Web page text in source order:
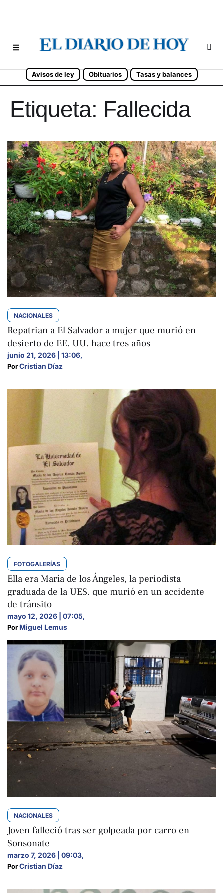
Avisos de ley Obituarios Tasas y balances
Etiqueta: Fallecida
NACIONALES
Repatrian a El Salvador a mujer que murió en
desierto de EE. UU. hace tres años
junio 21, 2026 | 13:06,
Por Cristian Díaz
FOTOGALERÍAS
Ella era María de los Ángeles, la periodista
graduada de la UES, que murió en un accidente
de tránsito
mayo 12, 2026 | 07:05,
Por Miguel Lemus
NACIONALES
Joven falleció tras ser golpeada por carro en
Sonsonate
marzo 7, 2026 | 09:03,
Por Cristian Díaz